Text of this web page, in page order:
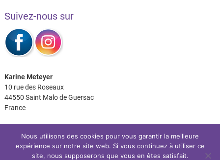
Suivez-nous sur
Karine Meteyer
10 rue des Roseaux
44550 Saint Malo de Guersac
France
Facebook
Instagram
Nous utilisons des cookies pour vous garantir la meilleure
expérience sur notre site web. Si vous continuez à utiliser ce
site, nous supposerons que vous en êtes satisfait.